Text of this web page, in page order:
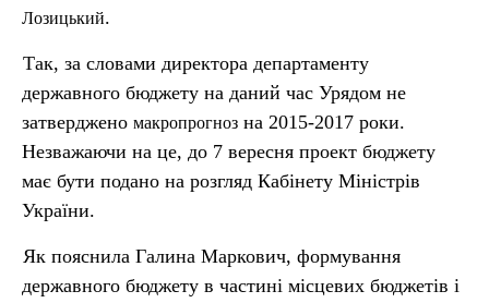
Лозицький.
Так, за словами директора департаменту
державного бюджету на даний час Урядом не
затверджено макропрогноз на 2015-2017 роки.
Незважаючи на це, до 7 вересня проект бюджету
має бути подано на розгляд Кабінету Міністрів
України.
Як пояснила Галина Маркович, формування
державного бюджету в частині місцевих бюджетів і